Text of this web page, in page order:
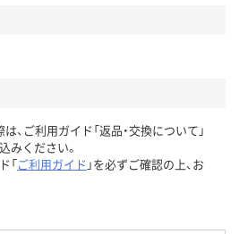
、ご利用ガイド「返品・交換について」
みください。
「ご利用ガイド 」を必ずご確認の上、お